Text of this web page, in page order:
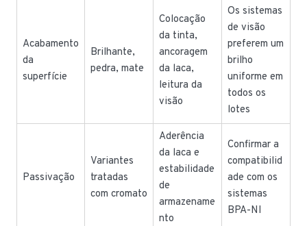
Acabamento
da
superfície
Brilhante,
pedra, mate
Colocação
da tinta,
ancoragem
da laca,
leitura da
visão
Os sistemas
de visão
preferem um
brilho
uniforme em
todos os
lotes
Passivação
Variantes
tratadas
com cromato
Aderência
da laca e
estabilidade
de
armazename
nto
Confirmar a
compatibilid
ade com os
sistemas
BPA-NI